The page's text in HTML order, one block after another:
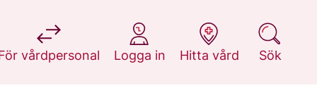
vårdpersonal
på 1177.se
Logga in
på 1177.se
Hitta vård
på 1177.se
Sök
på 1177.se